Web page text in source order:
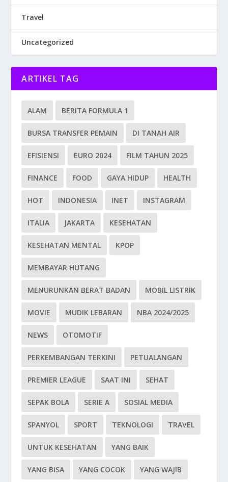
Travel
Uncategorized
ARTIKEL TAG
ALAM BERITA FORMULA 1
BURSA TRANSFER PEMAIN DI TANAH AIR
EFISIENSI EURO 2024 FILM TAHUN 2025
FINANCE FOOD GAYA HIDUP HEALTH
HOT INDONESIA INET INSTAGRAM
ITALIA JAKARTA KESEHATAN
KESEHATAN MENTAL KPOP
MEMBAYAR HUTANG
MENURUNKAN BERAT BADAN MOBIL LISTRIK
MOVIE MUDIK LEBARAN NBA 2024/2025
NEWS OTOMOTIF
PERKEMBANGAN TERKINI PETUALANGAN
PREMIER LEAGUE SAAT INI SEHAT
SEPAK BOLA SERIE A SOSIAL MEDIA
SPANYOL SPORT TEKNOLOGI TRAVEL
UNTUK KESEHATAN YANG BAIK
YANG BISA YANG COCOK YANG WAJIB